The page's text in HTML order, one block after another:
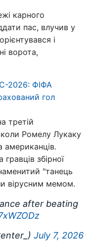
карного
пас, влучив у
і
ворота,
2026: ФІФА
гол
третій
коли Ромелу Лукаку
американців.
збірної
"танець
вірусним мемом.
after beating
July 7, 2026